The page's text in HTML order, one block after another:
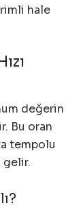
hale
değerin
Bu oran
tempolu
gelir.